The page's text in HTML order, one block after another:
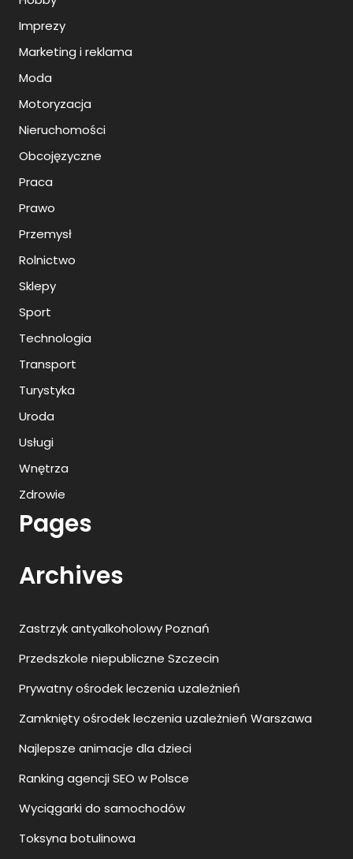
Imprezy
Marketing i reklama
Moda
Motoryzacja
Nieruchomości
Obcojęzyczne
Praca
Prawo
Przemysł
Rolnictwo
Sklepy
Sport
Technologia
Transport
Turystyka
Uroda
Usługi
Wnętrza
Zdrowie
Pages
Archives
Zastrzyk antyalkoholowy Poznań
Przedszkole niepubliczne Szczecin
Prywatny ośrodek leczenia uzależnień
Zamknięty ośrodek leczenia uzależnień Warszawa
Najlepsze animacje dla dzieci
Ranking agencji SEO w Polsce
Wyciągarki do samochodów
Toksyna botulinowa